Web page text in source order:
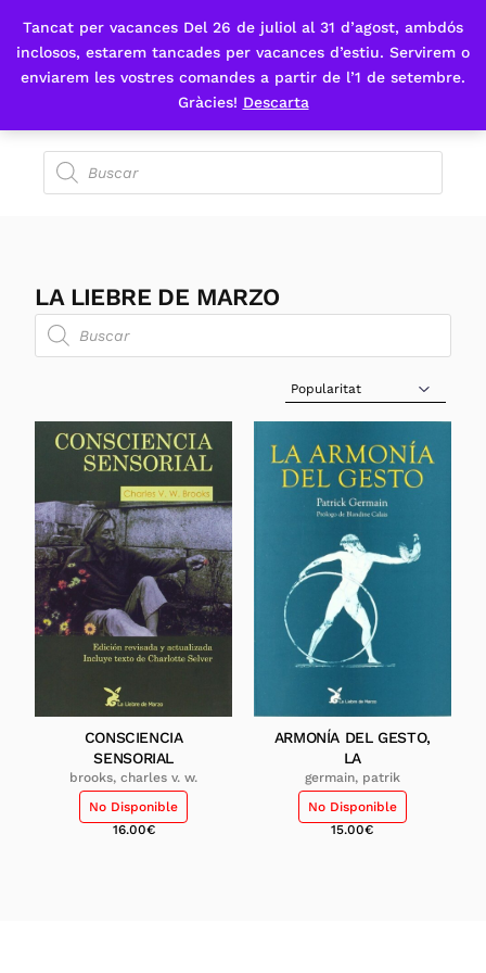
Tancat per vacances Del 26 de juliol al 31 d’agost, ambdós
inclosos, estarem tancades per vacances d’estiu. Servirem o
enviarem les vostres comandes a partir de l’1 de setembre.
Gràcies! Descarta
Fes-te'n sòcia
LA LIEBRE DE MARZO
Sort Products
CONSCIENCIA
SENSORIAL
brooks, charles v. w.
No Disponible
16.00€
ARMONÍA DEL GESTO,
LA
germain, patrik
No Disponible
15.00€